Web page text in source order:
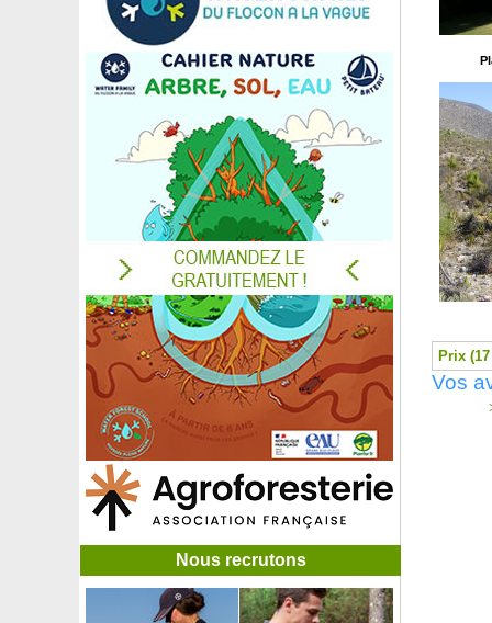
Azalée japonaise 'Arabesk'
Azalée japonaise 'Bengal Fire'
Azalée japonaise blanche
Azalée japonaise 'Blue Danube'
Azalée japonaise 'Fête des Mères'
Azalée japonaise 'Hino Crimson'
Azalée japonaise 'Ho Oden'
Azalée japonaise 'Olga Niblett'
Azalée japonaise 'Pink Spider'
Azalée japonaise 'Sachsenstern'
Azalée japonaise 'Salmon's Leap'
Azalée japonaise 'Sir Robert'
Azalée japonaise 'Ward's Ruby'
Azara à petites feuilles
Azara à petites feuilles panachées
Baguenaudier
Baie de mai
Ballote
Bambou à feuilles de houx
Bambou Bambusa multiplex Alphonse Karr
Bambou Bashania fargesii
Bambou Canne de Charlot
Bambou Chimono. marmorea
Bambou Chimono. quadra.
Bambou Chusquea couleou
Bambou Fargesia angustissima
Bambou Fargesia jiuzhaigou Genf Red
Nous recrutons
Prix
Vos